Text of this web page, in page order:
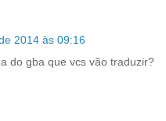
2014 às 09:16
do gba que vcs vão traduzir?